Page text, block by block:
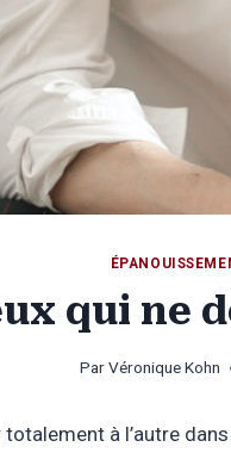
qui ne
ParVéronique Kohn
totalement à l’autre